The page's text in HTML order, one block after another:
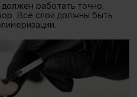
работать точно,
Все слои должны быть